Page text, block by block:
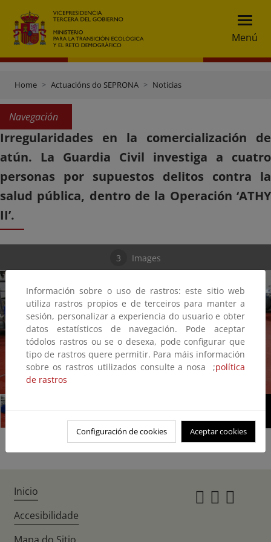
Menú
Home Actuacións do SEPRONA Noticias
Navegación
Irregularidades en la comercialización de
atún. La Guardia Civil investiga a cuatro
personas por supuestos delitos contra la
salud pública, dentro de la Operación ‘ATHY
II’.
3 Images
Información sobre o uso de rastros: este sitio web
utiliza rastros propios e de terceiros para manter a
sesión, personalizar a experiencia do usuario e obter
datos estatísticos de navegación. Pode aceptar
tódolos rastros ou se o desexa, pode configurar que
tipo de rastros quere permitir. Para máis información
sobre os rastros utilizados consulte a nosa ;política
de rastros
Configuración de cookies Aceptar cookies
Inicio
Accesibilidade